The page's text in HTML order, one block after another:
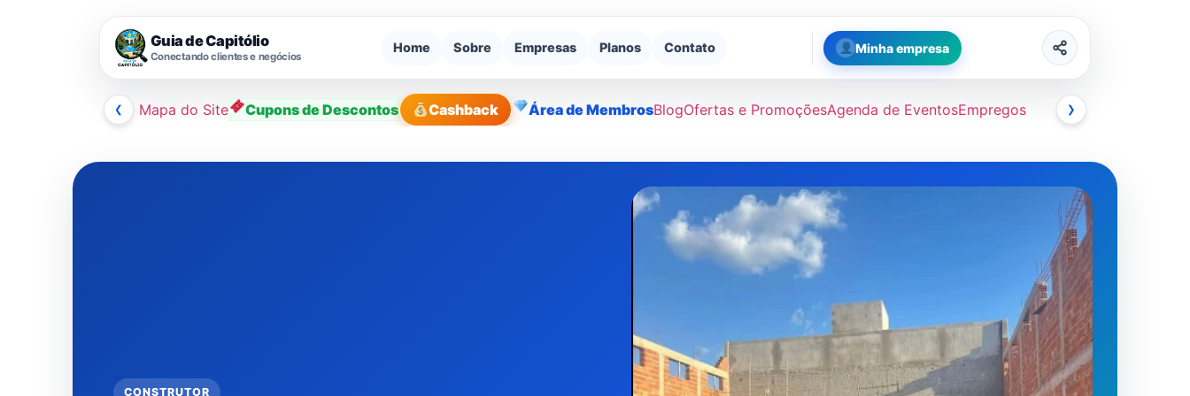
Guia de Capitólio
Conectando clientes e negócios
Home Sobre Empresas Planos Contato Minha empresa
❮ Mapa do Site Cupons de Descontos Cashback Área de MembrosBlogOfertas e PromoçõesAgenda de EventosEmpregos ❯
CONSTRUTOR